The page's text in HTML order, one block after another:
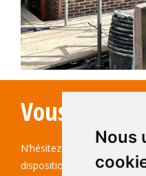
Nous
Vous avez
N’hésitez pas à nous
disposition.